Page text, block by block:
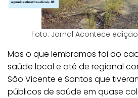
Foto: Jornal Acontece edição
Mas o que lembramos foi do
saúde local e até de regional
São Vicente e Santos que
públicos de saúde em quase